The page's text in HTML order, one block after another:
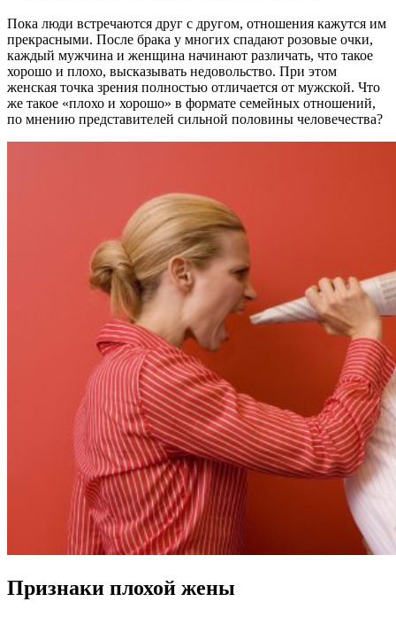
Пока люди встречаются друг с другом, отношения кажутся им
прекрасными. После брака у многих спадают розовые очки,
каждый мужчина и женщина начинают различать, что такое
хорошо и плохо, высказывать недовольство. При этом
женская точка зрения полностью отличается от мужской. Что
же такое «плохо и хорошо» в формате семейных отношений,
по мнению представителей сильной половины человечества?
Признаки плохой жены